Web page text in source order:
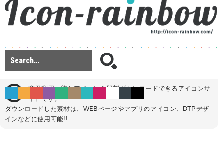
商用利用可能なアイコンを即刻ダウンロードできるアイコンサ
イトです。
ダウンロードした素材は、WEBページやアプリのアイコン、DTPデザ
インなどに使用可能!!